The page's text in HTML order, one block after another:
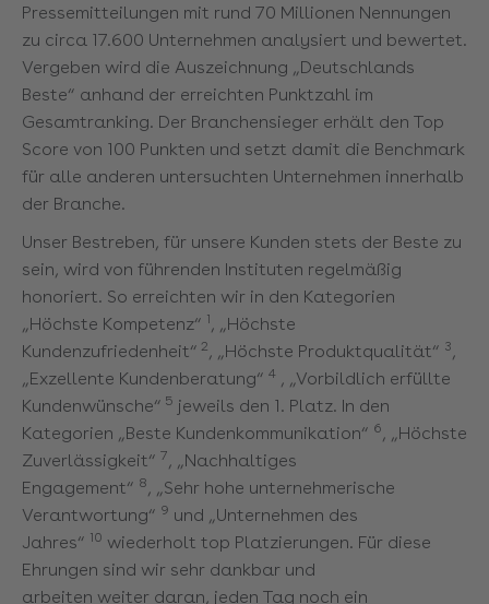
Pressemitteilungen mit rund 70 Millionen Nennungen
zu circa 17.600 Unternehmen analysiert und bewertet.
Vergeben wird die Auszeichnung „Deutschlands
Beste“ anhand der erreichten Punktzahl im
Gesamtranking. Der Branchensieger erhält den Top
Score von 100 Punkten und setzt damit die Benchmark
für alle anderen untersuchten Unternehmen innerhalb
der Branche.
Unser Bestreben, für unsere Kunden stets der Beste zu
sein, wird von führenden Instituten regelmäßig
honoriert. So erreichten wir in den Kategorien
„Höchste Kompetenz“ 1, „Höchste
Kundenzufriedenheit“ 2, „Höchste Produktqualität“ 3,
„Exzellente Kundenberatung“ 4 , „Vorbildlich erfüllte
Kundenwünsche“ 5 jeweils den 1. Platz. In den
Kategorien „Beste Kundenkommunikation“ 6, „Höchste
Zuverlässigkeit“ 7, „Nachhaltiges
Engagement“ 8, „Sehr hohe unternehmerische
Verantwortung“ 9 und „Unternehmen des
Jahres“ 10 wiederholt top Platzierungen. Für diese
Ehrungen sind wir sehr dankbar und
arbeiten weiter daran, jeden Tag noch ein